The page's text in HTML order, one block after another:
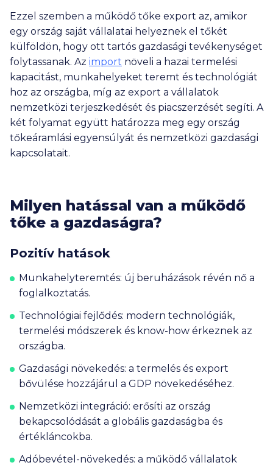
Ezzel szemben a működő tőke export az, amikor
egy ország saját vállalatai helyeznek el tőkét
külföldön, hogy ott tartós gazdasági tevékenységet
folytassanak. Az import növeli a hazai termelési
kapacitást, munkahelyeket teremt és technológiát
hoz az országba, míg az export a vállalatok
nemzetközi terjeszkedését és piacszerzését segíti. A
két folyamat együtt határozza meg egy ország
tőkeáramlási egyensúlyát és nemzetközi gazdasági
kapcsolatait.
Milyen hatással van a működő
tőke a gazdaságra?
Pozitív hatások
Munkahelyteremtés: új beruházások révén nő a
foglalkoztatás.
Technológiai fejlődés: modern technológiák,
termelési módszerek és know-how érkeznek az
országba.
Gazdasági növekedés: a termelés és export
bővülése hozzájárul a GDP növekedéséhez.
Nemzetközi integráció: erősíti az ország
bekapcsolódását a globális gazdaságba és
értékláncokba.
Adóbevétel-növekedés: a működő vállalatok